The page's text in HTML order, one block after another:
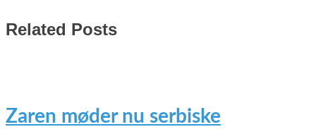
Related Posts
Zaren møder nu serbiske